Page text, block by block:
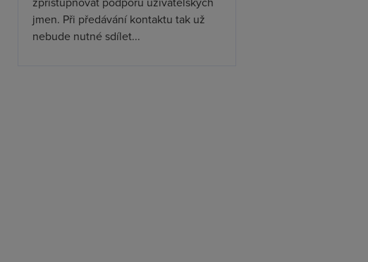
jmen. Při předávání kontaktu tak už
nebude nutné sdílet...